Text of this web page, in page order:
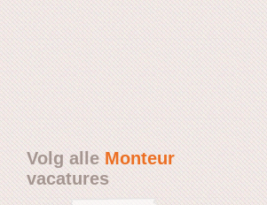
Volg alleMonteur
vacatures